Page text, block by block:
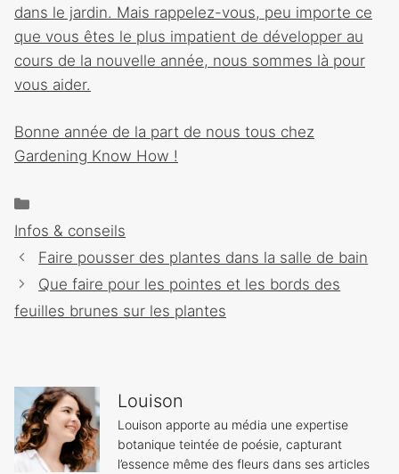
dans le jardin. Mais rappelez-vous, peu importe ce
que vous êtes le plus impatient de développer au
cours de la nouvelle année, nous sommes là pour
vous aider.
Bonne année de la part de nous tous chez
Gardening Know How !
Infos & conseils
Navigation
des
Faire pousser des plantes dans la salle de bain
Que faire pour les pointes et les bords des
feuilles brunes sur les plantes
Louison
Louison apporte au média une expertise
botanique teintée de poésie, capturant
l’essence même des fleurs dans ses articles